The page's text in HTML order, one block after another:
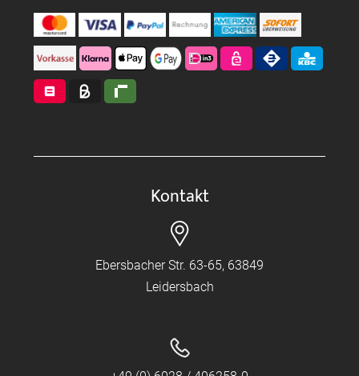
Kontakt
Ebersbacher Str. 63-65, 63849
Leidersbach